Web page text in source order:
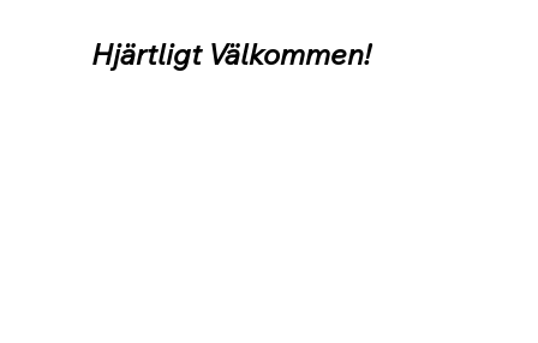
Hjärtligt Välkommen!